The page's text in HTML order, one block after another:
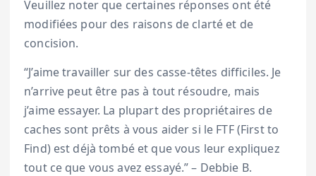
Veuillez noter que certaines réponses ont été
modifiées pour des raisons de clarté et de
concision.
“J’aime travailler sur des casse-têtes difficiles. Je
n’arrive peut être pas à tout résoudre, mais
j’aime essayer. La plupart des propriétaires de
caches sont prêts à vous aider si le FTF (First to
Find) est déjà tombé et que vous leur expliquez
tout ce que vous avez essayé.” – Debbie B.